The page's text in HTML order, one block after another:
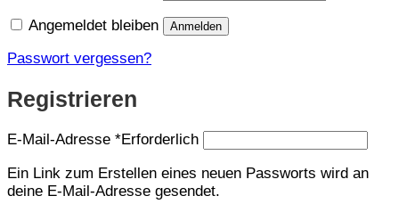
Angemeldet bleiben Anmelden
Passwort vergessen?
Registrieren
E-Mail-Adresse *Erforderlich
Ein Link zum Erstellen eines neuen Passworts wird an
deine E-Mail-Adresse gesendet.